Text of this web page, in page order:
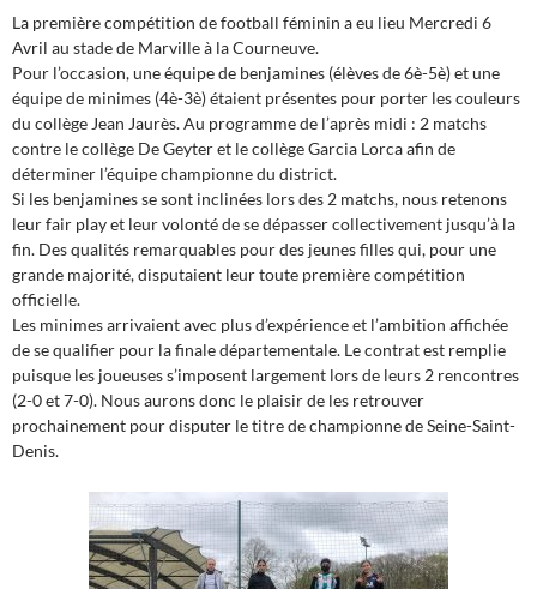
La première compétition de football féminin a eu lieu Mercredi 6
Avril au stade de Marville à la Courneuve.
Pour l’occasion, une équipe de benjamines (élèves de 6è-5è) et une
équipe de minimes (4è-3è) étaient présentes pour porter les couleurs
du collège Jean Jaurès. Au programme de l’après midi : 2 matchs
contre le collège De Geyter et le collège Garcia Lorca afin de
déterminer l’équipe championne du district.
Si les benjamines se sont inclinées lors des 2 matchs, nous retenons
leur fair play et leur volonté de se dépasser collectivement jusqu’à la
fin. Des qualités remarquables pour des jeunes filles qui, pour une
grande majorité, disputaient leur toute première compétition
officielle.
Les minimes arrivaient avec plus d’expérience et l’ambition affichée
de se qualifier pour la finale départementale. Le contrat est remplie
puisque les joueuses s’imposent largement lors de leurs 2 rencontres
(2-0 et 7-0). Nous aurons donc le plaisir de les retrouver
prochainement pour disputer le titre de championne de Seine-Saint-
Denis.